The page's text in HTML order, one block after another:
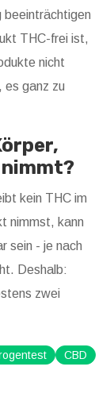
beeinträchtigen
THC-frei ist,
nicht
es ganz zu
kein THC im
nimmst, kann
sein - je nach
Deshalb:
zwei
CBD